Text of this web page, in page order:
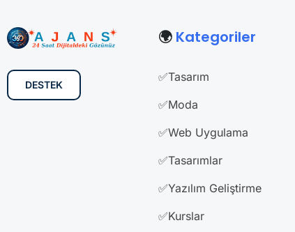
DESTEK
🌍 Kategoriler
✅Tasarım
✅Moda
✅Web Uygulama
✅Tasarımlar
✅Yazılım Geliştirme
✅Kurslar